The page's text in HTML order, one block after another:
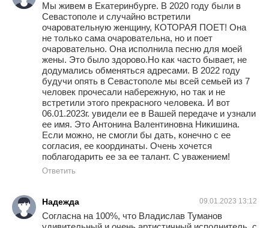
Мы живем в Екатеринбурге. В 2020 году были в
Севастополе и случайно встретили
очаровательную женщину, КОТОРАЯ ПОЕТ! Она
не только сама очаровательна, но и поет
очаровательно. Она исполнила песню для моей
жены. Это было здорово.Но как часто бывает, не
додумались обменяться адресами. В 2022 году
будучи опять в Севастополе мы всей семьей из 7
человек прочесали набережную, но так и не
встретили этого прекрасного человека. И вот
06.01.2023г. увидели ее в Вашей передаче и узнали
ее имя. Это Антонина Валентиновна Никишина.
Если можно, не смогли бы дать, конечно с ее
согласия, ее координаты. Очень хочется
поблагодарить ее за ее талант. С уважением!
Ответить
Надежда 09.01.2023 13:12
Согласна на 100%, что Владислав Туманов